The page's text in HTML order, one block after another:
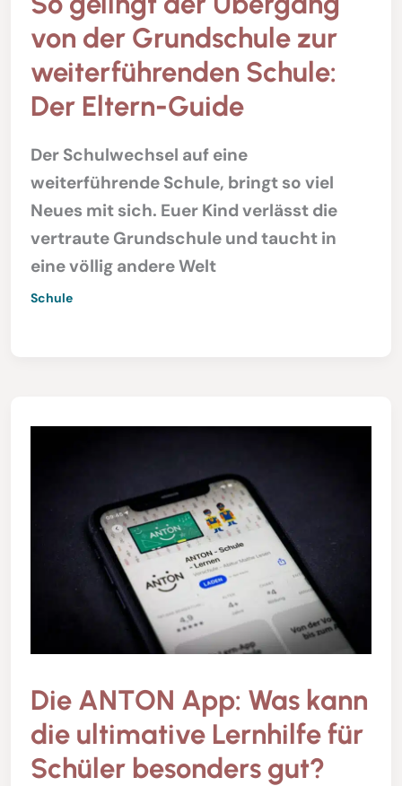
von der Grundschule zur
weiterführenden Schule:
Der Eltern-Guide
Der Schulwechsel auf eine
weiterführende Schule, bringt so viel
Neues mit sich. Euer Kind verlässt die
vertraute Grundschule und taucht in
eine völlig andere Welt
Schule
Die ANTON App: Was kann
die ultimative Lernhilfe für
Schüler besonders gut?